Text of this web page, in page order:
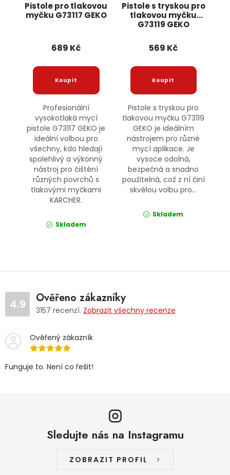
Pistole pro tlakovou
myčku G73117 GEKO
689 Kč
Profesionální
vysokotlaká mycí
pistole G73117 GEKO je
ideální volbou pro
všechny, kdo hledají
spolehlivý a výkonný
nástroj pro čištění
různých povrchů s
tlakovými myčkami
KARCHER.
Skladem
Pistole s tryskou pro
tlakovou myčku
G73119 GEKO
569 Kč
Pistole s tryskou pro
tlakovou myčku G73119
GEKO je ideálním
nástrojem pro různé
mycí aplikace. Je
vysoce odolná,
bezpečná a snadno
použitelná, což z ní činí
skvělou volbu pro...
Skladem
4.9 Ověřeno zákazníky
3157 recenzí. Zobrazit všechny recenze
Ověřený zákazník
Funguje to. Není co řešit!
Sledujte nás na Instagramu
ZOBRAZIT PROFIL